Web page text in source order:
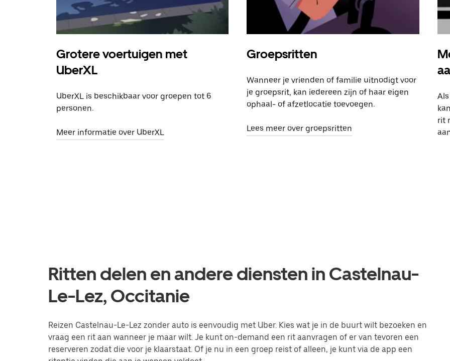
Grotere voertuigen met
UberXL
UberXL is beschikbaar voor groepen tot 6
personen.
Meer informatie over UberXL
Groepsritten
Wanneer je vrienden of familie uitnodigt voor
je groepsrit, kan iedereen zijn of haar eigen
ophaal- of afzetlocatie toevoegen.
Lees meer over groepsritten
rit
Ritten delen en andere diensten in Castelnau-
Le-Lez, Occitanie
Reizen Castelnau-Le-Lez zonder auto is eenvoudig met Uber. Kies wat je in de buurt wilt bezoeken en
vraag een rit aan wanneer je maar wilt. Je kunt on-demand een rit aanvragen of er van tevoren een
reserveren zodat die voor je klaarstaat. Of je nu in een groep reist of alleen, je kunt via de app een